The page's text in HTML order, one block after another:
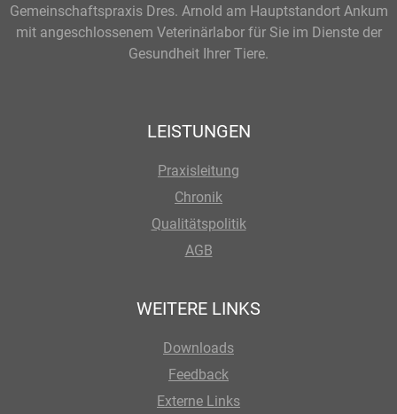
Gemeinschaftspraxis Dres. Arnold am Hauptstandort Ankum
mit angeschlossenem Veterinärlabor für Sie im Dienste der
Gesundheit Ihrer Tiere.
LEISTUNGEN
Praxisleitung
Chronik
Qualitätspolitik
AGB
WEITERE LINKS
Downloads
Feedback
Externe Links